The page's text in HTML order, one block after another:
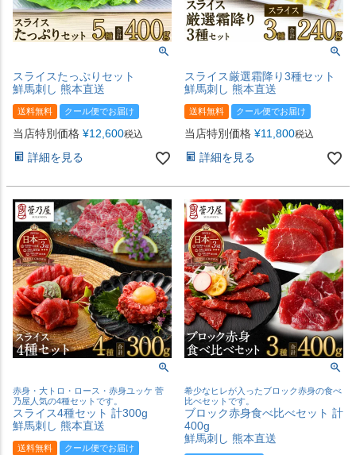
スライスたっぷりセット
鮮馬刺し 熊本直送
送料無料 クール便でお届け
当店特別価格 ¥12,600税込
詳細を見る
スライス厳選霜降り3種セット
鮮馬刺し 熊本直送
送料無料 クール便でお届け
当店特別価格 ¥11,800税込
詳細を見る
赤身・大トロ・ロース・赤身ユッケ 菅
乃屋人気の4種セットです。
スライス4種セット 計300g
鮮馬刺し 熊本直送
送料無料 クール便でお届け
希少なヒレが入ったブロック赤身の食べ
比べセットです。
ブロック赤身食べ比べセット 計
400g
鮮馬刺し 熊本直送